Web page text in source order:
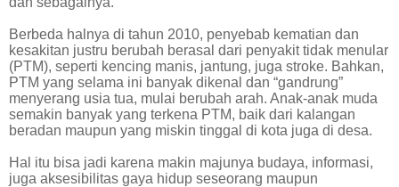
Berbeda halnya di tahun 2010, penyebab kematian dan
kesakitan justru berubah berasal dari penyakit tidak menular
(PTM), seperti kencing manis, jantung, juga stroke. Bahkan,
PTM yang selama ini banyak dikenal dan “gandrung”
menyerang usia tua, mulai berubah arah. Anak-anak muda
semakin banyak yang terkena PTM, baik dari kalangan
beradan maupun yang miskin tinggal di kota juga di desa.
Hal itu bisa jadi karena makin majunya budaya, informasi,
juga aksesibilitas gaya hidup seseorang maupun